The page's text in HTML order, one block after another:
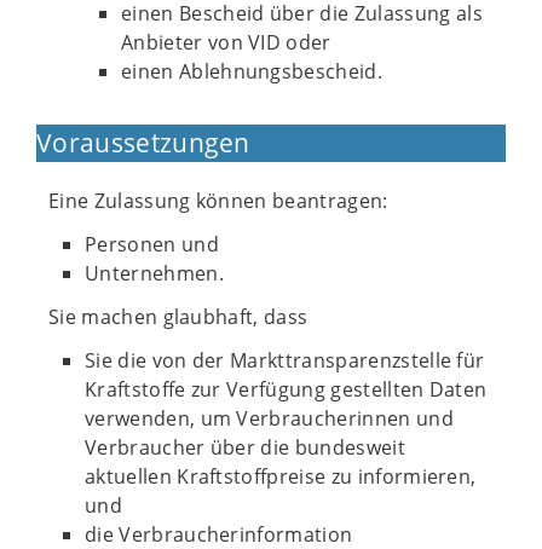
einen Bescheid über die Zulassung als
Anbieter von VID oder
einen Ablehnungsbescheid.
Voraussetzungen
Eine Zulassung können beantragen:
Personen und
Unternehmen.
Sie machen glaubhaft, dass
Sie die von der Markttransparenzstelle für
Kraftstoffe zur Verfügung gestellten Daten
verwenden, um Verbraucherinnen und
Verbraucher über die bundesweit
aktuellen Kraftstoffpreise zu informieren,
und
die Verbraucherinformation